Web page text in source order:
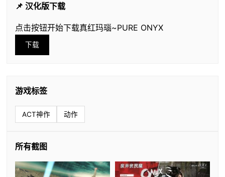
📌 汉化版下载
点击按钮开始下载真红玛瑙~PURE ONYX
下载
游戏标签
ACT神作 动作
所有截图